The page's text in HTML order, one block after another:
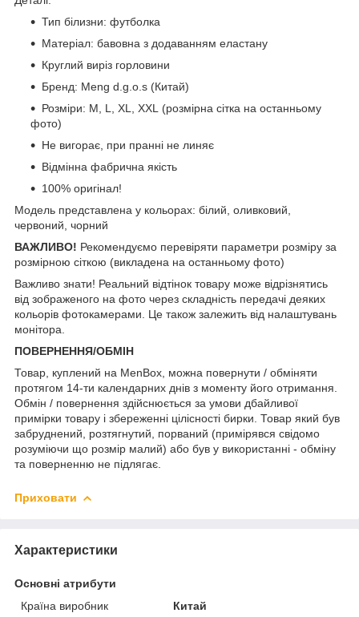
Тип білизни: футболка
Матеріал: бавовна з додаванням еластану
Круглий виріз горловини
Бренд: Meng d.g.o.s (Китай)
Розміри: М, L, XL, XXL (розмірна сітка на останньому
фото)
Не вигорає, при пранні не линяє
Відмінна фабрична якість
100% оригінал!
Модель представлена у кольорах: білий, оливковий,
червоний, чорний
ВАЖЛИВО! Рекомендуємо перевіряти параметри розміру за
розмірною сіткою (викладена на останньому фото)
Важливо знати! Реальний відтінок товару може відрізнятись
від зображеного на фото через складність передачі деяких
кольорів фотокамерами. Це також залежить від налаштувань
монітора.
ПОВЕРНЕННЯ/ОБМІН
Товар, куплений на MenBox, можна повернути / обміняти
протягом 14-ти календарних днів з моменту його отримання.
Обмін / повернення здійснюється за умови дбайливої
примірки товару і збереженні цілісності бирки. Товар який був
забруднений, розтягнутий, порваний (примірявся свідомо
розуміючи що розмір малий) або був у використанні - обміну
та поверненню не підлягає.
Приховати
Характеристики
Основні атрибути
Країна виробник
Китай